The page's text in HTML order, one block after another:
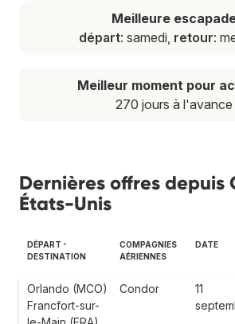
Meilleure
départ: samedi, retour:
Meilleur moment pour
270 jours à l'avance
Dernières offres depuis
États-Unis
DÉPART -
DESTINATION
COMPAGNIES
AÉRIENNES
DATE
Orlando (MCO)
Francfort-sur-
Condor
11